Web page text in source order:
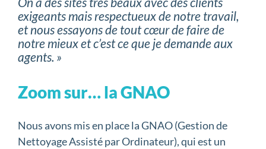
exigeants mais respectueux de notre travail,
et nous essayons de tout cœur de faire de
notre mieux et c’est ce que je demande aux
agents. »
Zoom sur… la GNAO
Nous avons mis en place la GNAO (Gestion de
Nettoyage Assisté par Ordinateur), qui est un